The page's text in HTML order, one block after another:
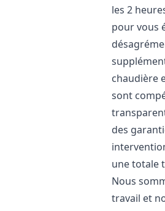
les 2
pour vous
chaudière
sont
des
une totale
Nous
travail et